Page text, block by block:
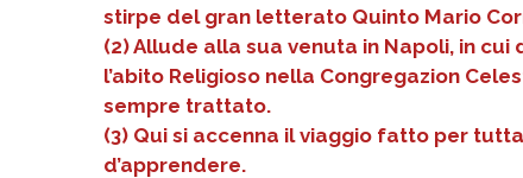
stirpe del gran letterato Quinto Mario
(2) Allude alla sua venuta in Napoli, in
l’abito Religioso nella Congregazion
sempre trattato.
(3) Qui si accenna il viaggio fatto per
d’apprendere.